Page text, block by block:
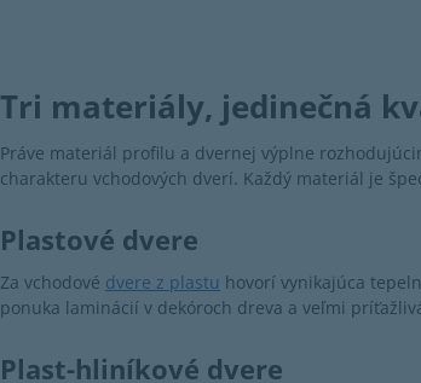
Tri materiály, jedinečná
Práve materiál profilu a dvernej výplne
charakteru vchodových dverí. Každý materiál je
Plastové dvere
Za vchodové dvere z plastu hovorí vynikajúca
ponuka laminácií v dekóroch dreva a veľmi
Plast-hliníkové dvere